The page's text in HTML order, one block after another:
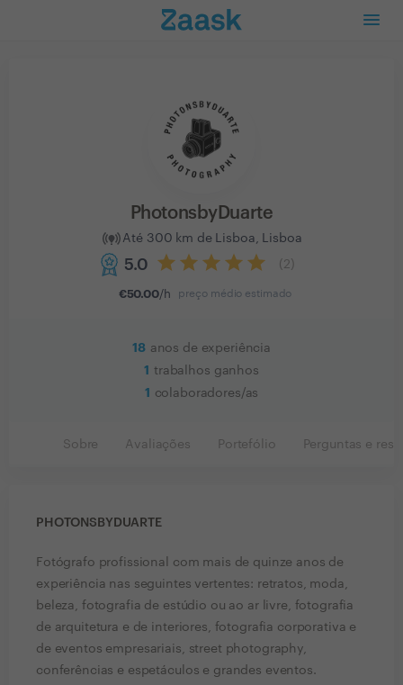
PhotonsbyDuarte
Até 300 km de Lisboa, Lisboa
5.0 2
€50.00/h preço médio estimado
18 anos de experiência
1 trabalhos ganhos
1
colaboradores/as
Sobre Avaliações Portefólio Perguntas e
PHOTONSBYDUARTE
Fotógrafo profissional com mais de quinze anos de
experiência nas seguintes vertentes: retratos, moda,
beleza, fotografia de estúdio ou ao ar livre, fotografia
de arquitetura e de interiores, fotografia corporativa e
de eventos empresariais, street photography,
conferências e espetáculos e grandes eventos.